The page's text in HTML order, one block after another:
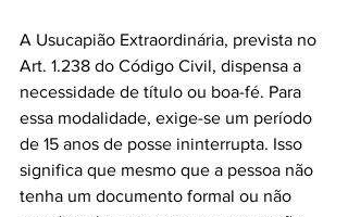
A Usucapião Extraordinária, prevista no
Art. 1.238 do Código Civil, dispensa a
necessidade de título ou boa-fé. Para
essa modalidade, exige-se um período
de 15 anos de posse ininterrupta. Isso
significa que mesmo que a pessoa não
tenha um documento formal ou não